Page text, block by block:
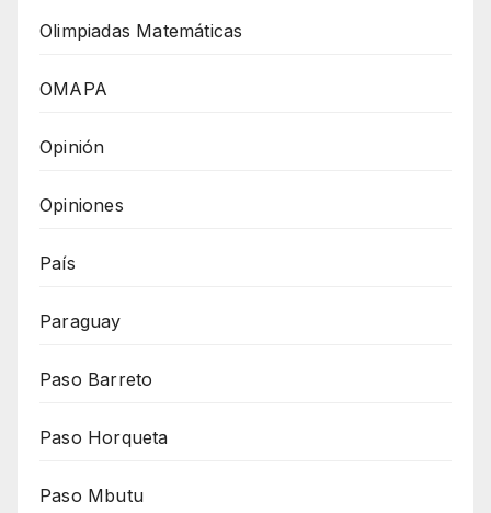
Olimpiadas Matemáticas
OMAPA
Opinión
Opiniones
País
Paraguay
Paso Barreto
Paso Horqueta
Paso Mbutu